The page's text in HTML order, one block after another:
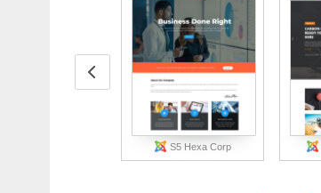
S5 Hexa Corp